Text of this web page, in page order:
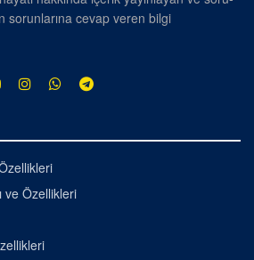
sorunlarına cevap veren bilgi
ve Özellikleri